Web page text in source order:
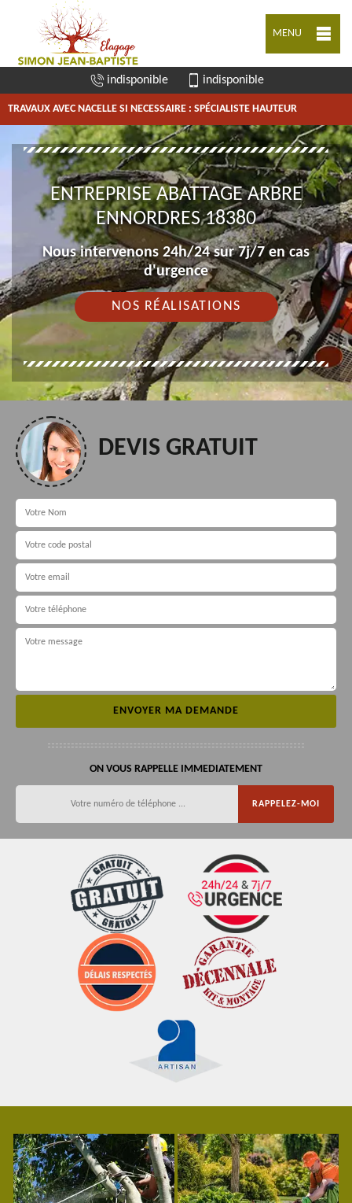
MENU
indisponible indisponible
TRAVAUX AVEC NACELLE SI NECESSAIRE : SPÉCIALISTE HAUTEUR
ENTREPRISE ABATTAGE ARBRE
ENNORDRES 18380
Nous intervenons 24h/24 sur 7j/7 en cas
d'urgence
NOS RÉALISATIONS
DEVIS GRATUIT
ON VOUS RAPPELLE IMMEDIATEMENT